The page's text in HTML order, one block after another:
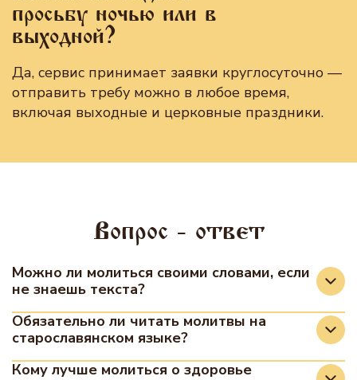
просьбу ночью или в
выходной?
Да, сервис принимает заявки круглосуточно —
отправить требу можно в любое время,
включая выходные и церковные праздники.
Вопрос - ответ
Можно ли молиться своими словами, если
не знаешь текста?
Да, православная церковь разрешает
молиться своими словами. Главное — чтобы
обращение шло от чистого сердца и с
Обязательно ли читать молитвы на
старославянском языке?
Нет, не обязательно. Существуют
Кому лучше молиться о здоровье